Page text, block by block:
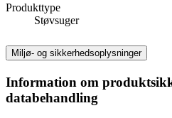
Produkttype
Støvsuger
Miljø- og sikkerhedsoplysninger
Information om
databehandling